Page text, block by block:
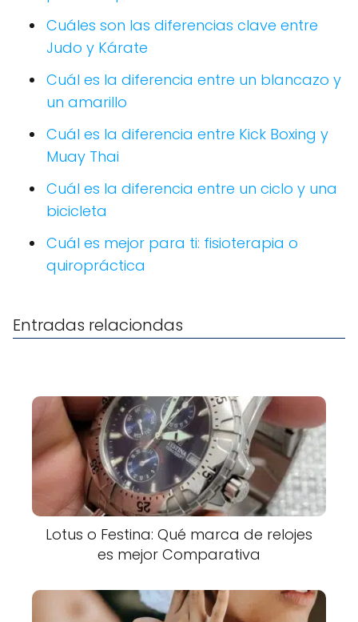
Cuáles son las diferencias clave entre
Judo y Kárate
Cuál es la diferencia entre un blancazo y
un amarillo
Cuál es la diferencia entre Kick Boxing y
Muay Thai
Cuál es la diferencia entre un ciclo y una
bicicleta
Cuál es mejor para ti: fisioterapia o
quiropráctica
Entradas relaciondas
Lotus o Festina: Qué marca de relojes
es mejor Comparativa